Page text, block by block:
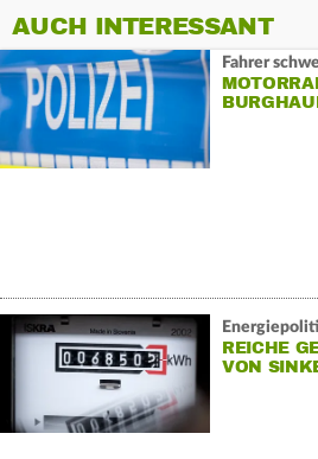
AUCH INTERESSANT
Fahrer
REICHE
VON